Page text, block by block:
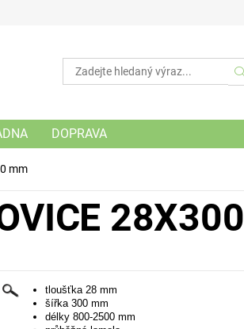
DOPRAVA
mm
tloušťka 28 mm
šířka 300 mm
délky 800-2500 mm